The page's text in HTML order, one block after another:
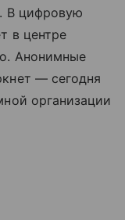
В цифровую
в центре
Анонимные
— сегодня
организации